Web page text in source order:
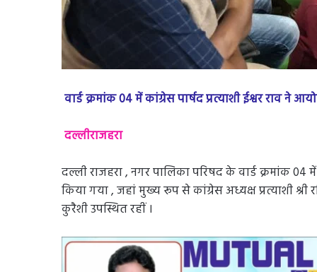
वार्ड क्रमांक 04 में कांग्रेस पार्षद प्रत्याशी ईश्वर राव ने
दल्लीराजहरा
दल्ली राजहरा , नगर पालिका परिषद के वार्ड क्रमांक 04
किया गया , जहां मुख्य रूप से कांग्रेस अध्यक्ष प्रत्याशी
कुरैशी उपस्थित रहीं ।